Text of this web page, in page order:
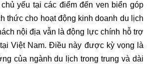
yếu tại các điểm đến ven biển góp
thức cho hoạt động kinh doanh du lịch
nội địa vẫn là động lực chính hỗ trợ
Việt Nam. Điều này được kỳ vọng là
của ngành du lịch trong trung và dài